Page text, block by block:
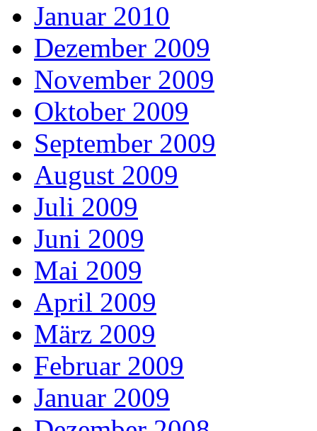
Januar 2010
Dezember 2009
November 2009
Oktober 2009
September 2009
August 2009
Juli 2009
Juni 2009
Mai 2009
April 2009
März 2009
Februar 2009
Januar 2009